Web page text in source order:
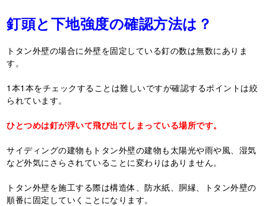
釘頭と下地強度の確認方法は？
トタン外壁の場合に外壁を固定している釘の数は無数にありま
す。
1本1本をチェックすることは難しいですが確認するポイントは絞
られています。
ひとつめは釘が浮いて飛び出てしまっている場所です。
サイディングの建物もトタン外壁の建物も太陽光や雨や風、湿気
など外気にさらされていることに変わりはありません。
トタン外壁を施工する際は構造体、防水紙、胴縁、トタン外壁の
順番に固定していくことになります。